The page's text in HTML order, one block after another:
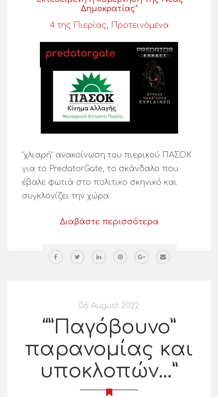
Δημοκρατίας"
4 της Πιερίας, Προτεινόμενα
“χλιαρή” ανακοίνωση του πιερικού ΠΑΣΟΚ
για το PredatorGate, το σκάνδαλο που
έβαλε φωτιά στο πολιτικο σκηνικό και
συγκλονίζει την χώρα
Διαβάστε περισσότερα
06 August 2022
“”Παγόβουνο”
παρανομίας και
υποκλοπών…”